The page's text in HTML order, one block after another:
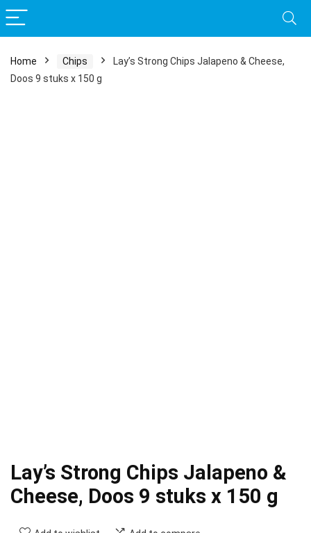
Home Chips
Lay’s Strong Chips Jalapeno & Cheese,
Doos 9 stuks x 150 g
Lay’s Strong Chips Jalapeno &
Cheese, Doos 9 stuks x 150 g